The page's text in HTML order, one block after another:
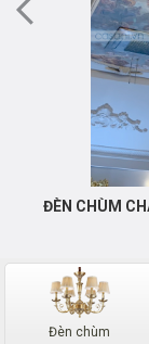
ĐÈN CHÙM
Đèn chùm